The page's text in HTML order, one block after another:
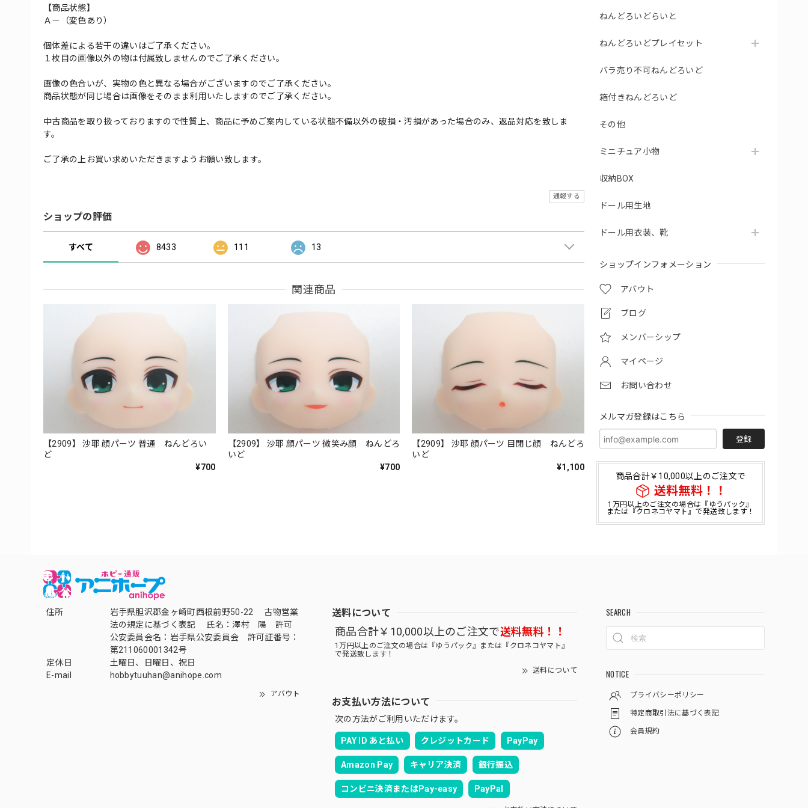
ねんどろいどらいと
ねんどろいどプレイセット
バラ売り不可ねんどろいど
箱付きねんどろいど
その他
ミニチュア小物
収納BOX
ドール用生地
ドール用衣装、靴
ショップインフォメーション
アバウト
ブログ
メンバーシップ
マイページ
お問い合わせ
メルマガ登録はこちら
登録
商品合計￥10,000以上のご注文で
送料無料！！
1万円以上のご注文の場合は『ゆうパック』
または『クロネコヤマト』で発送致します！
【商品状態】
Ａ－（変色あり）
個体差による若干の違いはご了承ください。
１枚目の画像以外の物は付属致しませんのでご了承ください。
画像の色合いが、実物の色と異なる場合がございますのでご了承ください。
商品状態が同じ場合は画像をそのまま利用いたしますのでご了承ください。
中古商品を取り扱っておりますので性質上、商品に予めご案内している状態不備以外の破損・汚損があった場合のみ、返品対応を致しま
す。
ご了承の上お買い求めいただきますようお願い致します。
通報する
ショップの評価
すべて 8433 111 13
関連商品
【2909】 沙耶 顔パーツ 普通 ねんどろい
ど
¥700
【2909】 沙耶 顔パーツ 微笑み顔 ねんどろ
いど
¥700
【2909】 沙耶 顔パーツ 目閉じ顔 ねんどろ
いど
¥1,100
住所
岩手県胆沢郡金ヶ崎町西根前野50-22 古物営業
法の規定に基づく表記 氏名：澤村 陽 許可
公安委員会名：岩手県公安委員会 許可証番号：
第211060001342号
定休日
土曜日、日曜日、祝日
E-mail
hobbytuuhan@anihope.com
アバウト
送料について
商品合計￥10,000以上のご注文で送料無料！！
1万円以上のご注文の場合は『ゆうパック』または『クロネコヤマト』
で発送致します！
送料について
お支払い方法について
次の方法がご利用いただけます。
PAY ID あと払い クレジットカード PayPay
Amazon Pay キャリア決済 銀行振込
コンビニ決済またはPay-easy PayPal
SEARCH
NOTICE
プライバシーポリシー
特定商取引法に基づく表記
会員規約